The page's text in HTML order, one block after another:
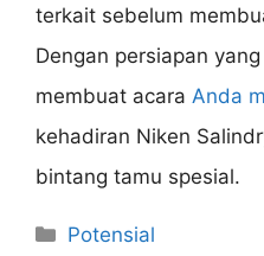
terkait sebelum
Dengan persiapan
membuat acara Anda
kehadiran Niken
bintang tamu spesial.
Categories
Potensial